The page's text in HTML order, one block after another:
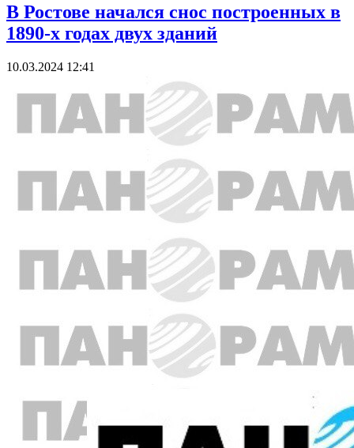
В Ростове начался снос построенных в
1890-х годах двух зданий
10.03.2024 12:41